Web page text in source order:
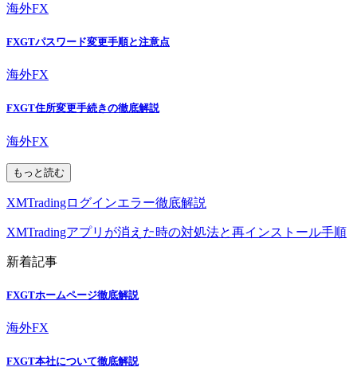
海外FX
FXGTパスワード変更手順と注意点
海外FX
FXGT住所変更手続きの徹底解説
海外FX
もっと読む
XMTradingログインエラー徹底解説
XMTradingアプリが消えた時の対処法と再インストール手順
新着記事
FXGTホームページ徹底解説
海外FX
FXGT本社について徹底解説